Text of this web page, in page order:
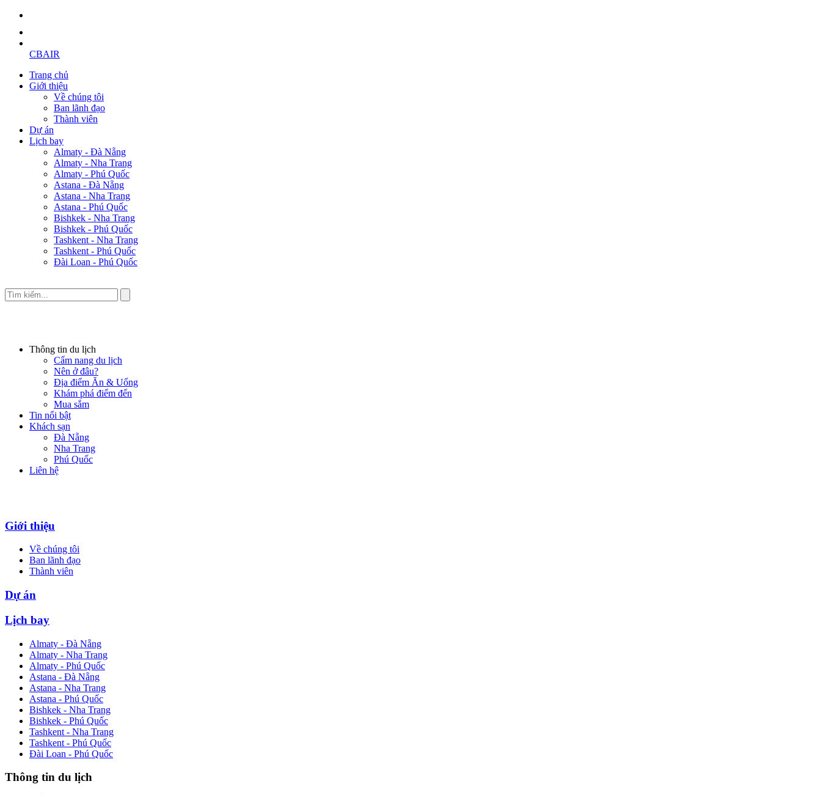
CBAIR
Trang chủ
Giới thiệu
Về chúng tôi
Ban lãnh đạo
Thành viên
Dự án
Lịch bay
Almaty - Đà Nẵng
Almaty - Nha Trang
Almaty - Phú Quốc
Astana - Đà Nẵng
Astana - Nha Trang
Astana - Phú Quốc
Bishkek - Nha Trang
Bishkek - Phú Quốc
Tashkent - Nha Trang
Tashkent - Phú Quốc
Đài Loan - Phú Quốc
Thông tin du lịch
Cẩm nang du lịch
Nên ở đâu?
Địa điểm Ăn & Uống
Khám phá điểm đến
Mua sắm
Tin nổi bật
Khách sạn
Đà Nẵng
Nha Trang
Phú Quốc
Liên hệ
Giới thiệu
Về chúng tôi
Ban lãnh đạo
Thành viên
Dự án
Lịch bay
Almaty - Đà Nẵng
Almaty - Nha Trang
Almaty - Phú Quốc
Astana - Đà Nẵng
Astana - Nha Trang
Astana - Phú Quốc
Bishkek - Nha Trang
Bishkek - Phú Quốc
Tashkent - Nha Trang
Tashkent - Phú Quốc
Đài Loan - Phú Quốc
Thông tin du lịch